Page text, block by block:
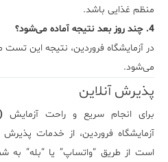
منظم غذایی باشد.
4. چند روز بعد نتیجه آماده می‌شود؟
می‌شود.
پذیرش آنلاین
برای انجام سریع و راحت آزمایش
آزمایشگاه فروردین، از خدمات